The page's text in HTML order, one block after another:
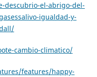
descubrio-el-abrigo-del-
igualdad-y-
cambio-climatico/
features/happy-